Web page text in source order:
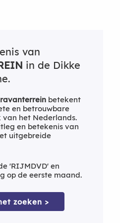
van
in de Dikke
betekent
en betrouwbare
het Nederlands.
en betekenis van
uitgebreide
'RIJMDVD' en
op de eerste maand.
zoeken >